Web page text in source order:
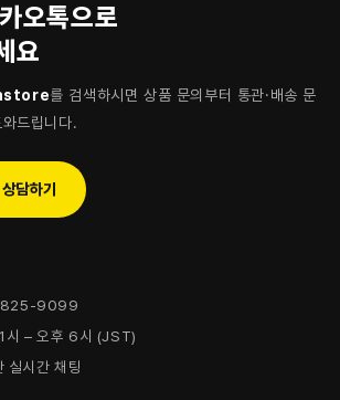
오톡으로
요
를 검색하시면 상품 문의부터 통관·배송 문
드립니다.
담하기
9099
시 – 오후 6시 (JST)
실시간 채팅